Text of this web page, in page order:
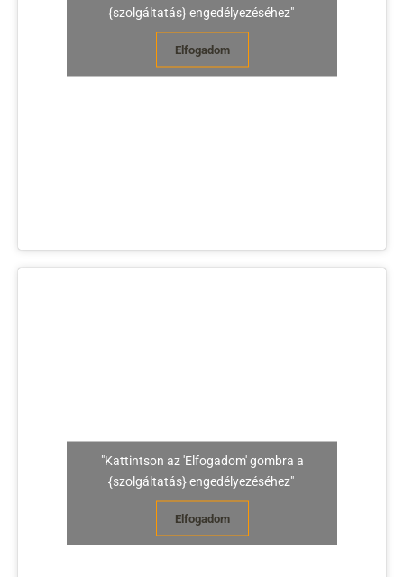
{szolgáltatás} engedélyezéséhez"
Elfogadom
"Kattintson az 'Elfogadom' gombra a
{szolgáltatás} engedélyezéséhez"
Elfogadom